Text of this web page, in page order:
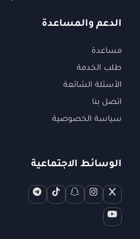
الدعم والمساعدة
مساعدة
طلب الخدمة
الأسئلة الشائعة
اتصل بنا
سياسة الخصوصية
الوسائط الاجتماعية